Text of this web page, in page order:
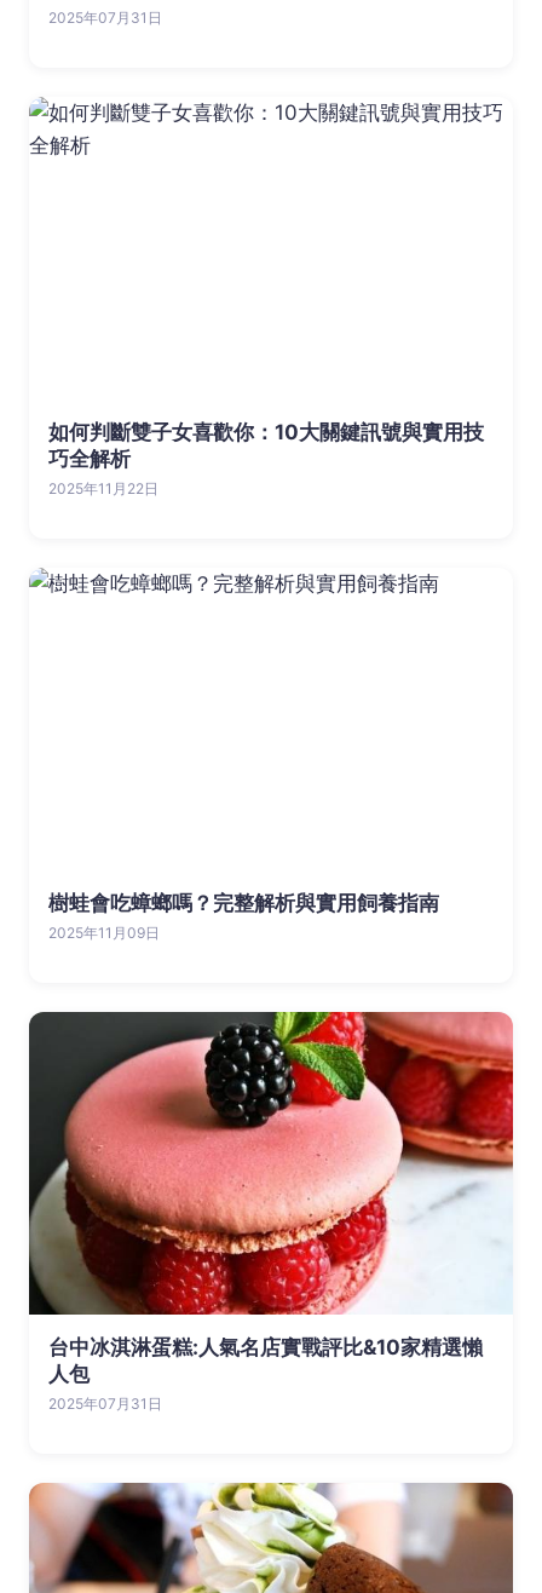
2025年07月31日
如何判斷雙子女喜歡你：10大關鍵訊號與實用技
巧全解析
2025年11月22日
樹蛙會吃蟑螂嗎？完整解析與實用飼養指南
2025年11月09日
台中冰淇淋蛋糕:人氣名店實戰評比&10家精選懶
人包
2025年07月31日